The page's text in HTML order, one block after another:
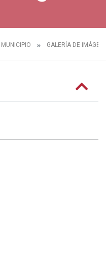
MUNICIPIO GALERÍA DE